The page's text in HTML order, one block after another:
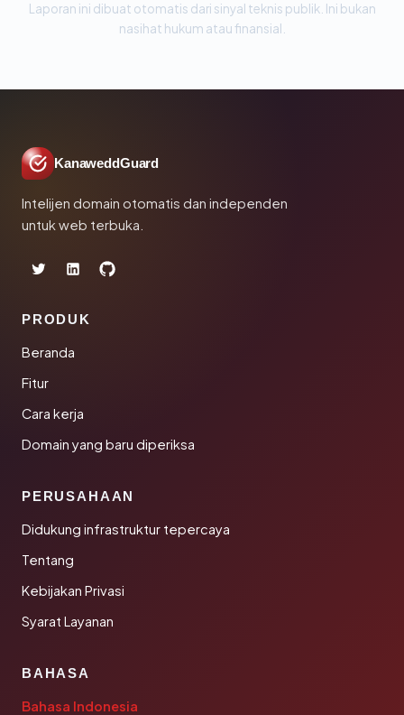
Laporan ini dibuat otomatis dari sinyal teknis publik. Ini bukan
nasihat hukum atau finansial.
KanaweddGuard
Intelijen domain otomatis dan independen
untuk web terbuka.
PRODUK
Beranda
Fitur
Cara kerja
Domain yang baru diperiksa
PERUSAHAAN
Didukung infrastruktur tepercaya
Tentang
Kebijakan Privasi
Syarat Layanan
BAHASA
Bahasa Indonesia